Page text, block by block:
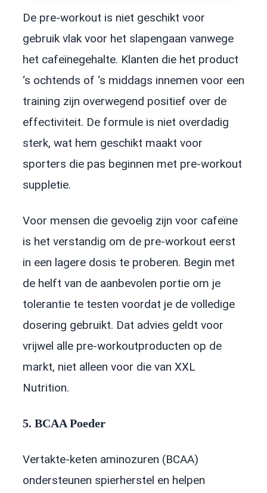
De pre-workout is niet geschikt voor
gebruik vlak voor het slapengaan vanwege
het cafeïnegehalte. Klanten die het product
‘s ochtends of ‘s middags innemen voor een
training zijn overwegend positief over de
effectiviteit. De formule is niet overdadig
sterk, wat hem geschikt maakt voor
sporters die pas beginnen met pre-workout
suppletie.
Voor mensen die gevoelig zijn voor cafeïne
is het verstandig om de pre-workout eerst
in een lagere dosis te proberen. Begin met
de helft van de aanbevolen portie om je
tolerantie te testen voordat je de volledige
dosering gebruikt. Dat advies geldt voor
vrijwel alle pre-workoutproducten op de
markt, niet alleen voor die van XXL
Nutrition.
5. BCAA Poeder
Vertakte-keten aminozuren (BCAA)
ondersteunen spierherstel en helpen